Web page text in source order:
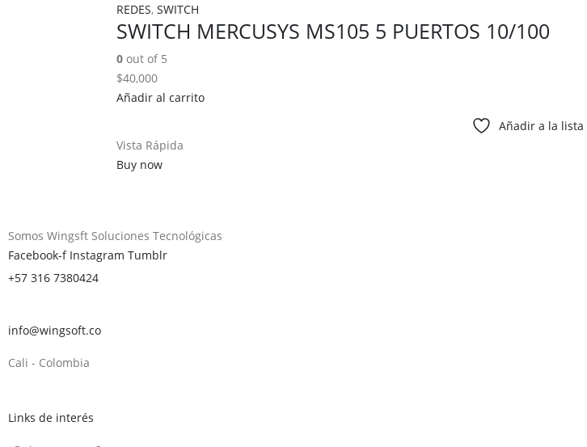
REDES, SWITCH
SWITCH MERCUSYS MS105 5 PUERTOS 10/100
0 out of 5
$40,000
Añadir al carrito
Añadir a la lista
Vista Rápida
Buy now
Somos Wingsft Soluciones Tecnológicas
Facebook-f Instagram Tumblr
+57 316 7380424
info@wingsoft.co
Cali - Colombia
Links de interés